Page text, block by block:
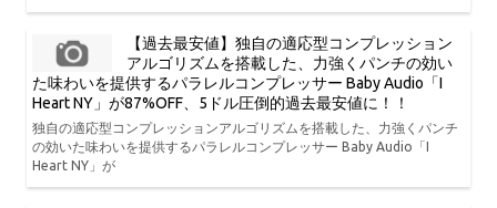
【過去最安値】独自の適応型コンプレッション
アルゴリズムを搭載した、力強くパンチの効い
た味わいを提供するパラレルコンプレッサー Baby Audio「I
Heart NY」が87%OFF、5ドル圧倒的過去最安値に！！
独自の適応型コンプレッションアルゴリズムを搭載した、力強くパンチ
の効いた味わいを提供するパラレルコンプレッサー Baby Audio「I
Heart NY」が